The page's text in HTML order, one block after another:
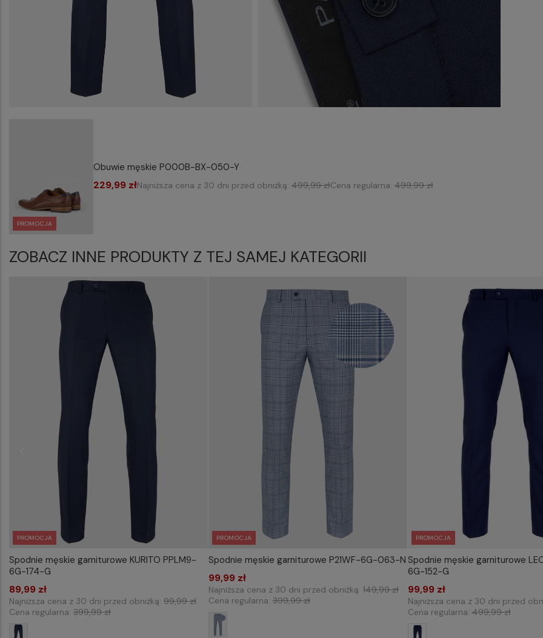
PROMOCJA
Obuwie męskie P000B-BX-050-Y
229,99 złNajniższa cena z 30 dni przed obniżką: 499,99 złCena regularna: 499,99 zł
ZOBACZ INNE PRODUKTY Z TEJ SAMEJ KATEGORII
PROMOCJA
WYBIERZ ROZMIAR DO KOSZYKA
Spodnie męskie garniturowe KURITO PPLM9-
6G-174-G
89,99 zł
Najniższa cena z 30 dni przed obniżką: 99,99 zł
Cena regularna: 399,99 zł
PROMOCJA
WYBIERZ ROZMIAR DO KOSZYKA
Spodnie męskie garniturowe P21WF-6G-063-N
99,99 zł
Najniższa cena z 30 dni przed obniżką: 149,99 zł
Cena regularna: 399,99 zł
PROMOCJA
WYBIERZ ROZMIAR DO
Spodnie męskie garniturowe
6G-152-G
99,99 zł
Najniższa cena z 30 dni przed
Cena regularna:499,99 zł